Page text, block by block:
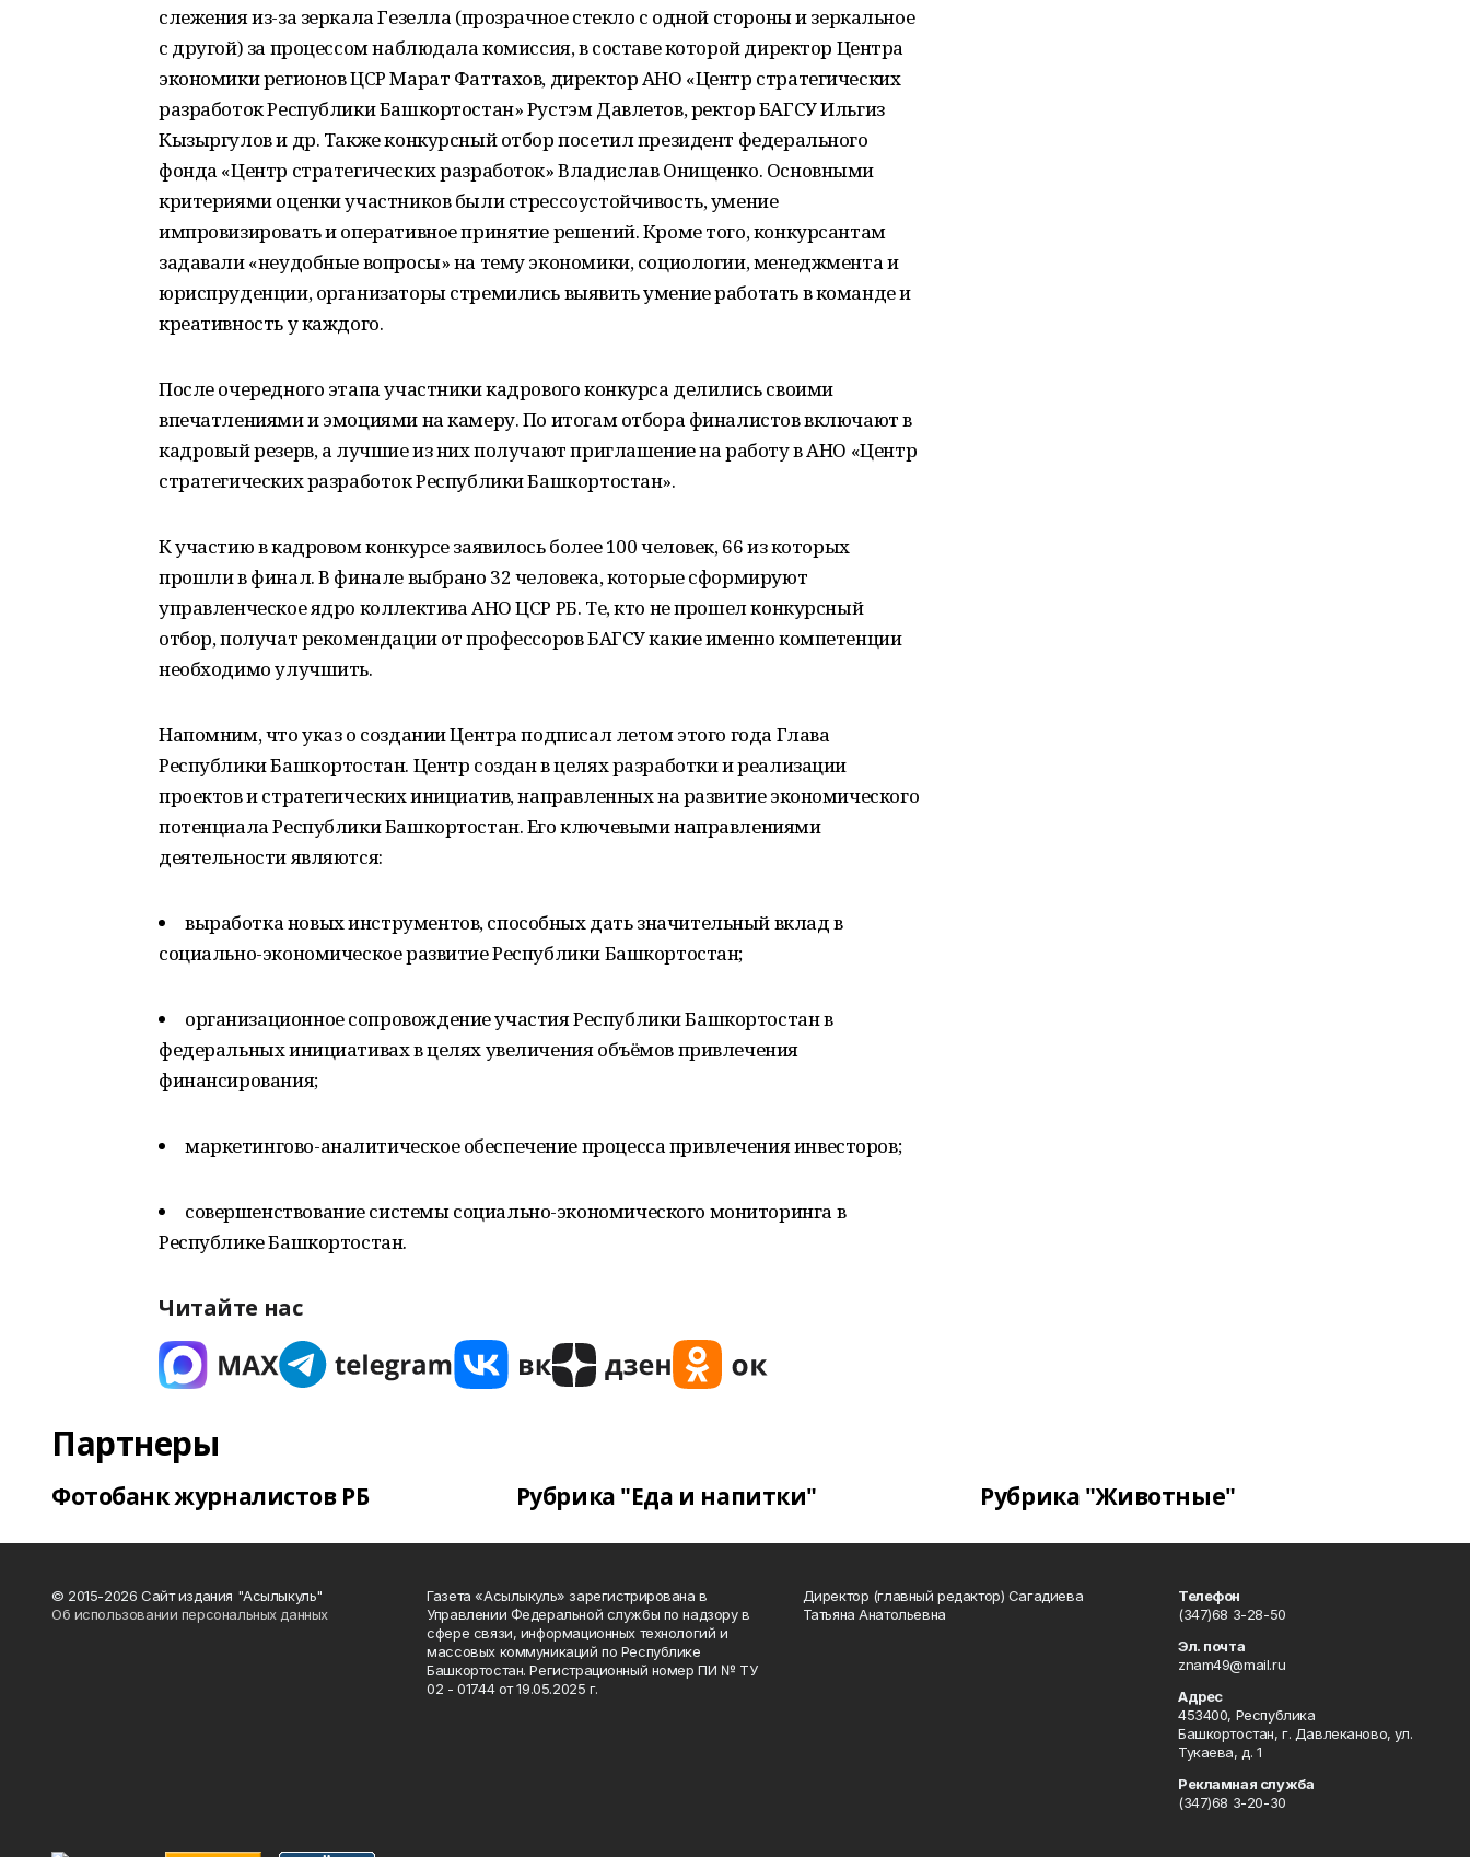
слежения из-за зеркала Гезелла (прозрачное стекло с одной стороны и зеркальное
с другой) за процессом наблюдала комиссия, в составе которой директор Центра
экономики регионов ЦСР Марат Фаттахов, директор АНО «Центр стратегических
разработок Республики Башкортостан» Рустэм Давлетов, ректор БАГСУ Ильгиз
Кызыргулов и др. Также конкурсный отбор посетил президент федерального
фонда «Центр стратегических разработок» Владислав Онищенко. Основными
критериями оценки участников были стрессоустойчивость, умение
импровизировать и оперативное принятие решений. Кроме того, конкурсантам
задавали «неудобные вопросы» на тему экономики, социологии, менеджмента и
юриспруденции, организаторы стремились выявить умение работать в команде и
креативность у каждого.
После очередного этапа участники кадрового конкурса делились своими
впечатлениями и эмоциями на камеру. По итогам отбора финалистов включают в
кадровый резерв, а лучшие из них получают приглашение на работу в АНО «Центр
стратегических разработок Республики Башкортостан».
К участию в кадровом конкурсе заявилось более 100 человек, 66 из которых
прошли в финал. В финале выбрано 32 человека, которые сформируют
управленческое ядро коллектива АНО ЦСР РБ. Те, кто не прошел конкурсный
отбор, получат рекомендации от профессоров БАГСУ какие именно компетенции
необходимо улучшить.
Напомним, что указ о создании Центра подписал летом этого года Глава
Республики Башкортостан. Центр создан в целях разработки и реализации
проектов и стратегических инициатив, направленных на развитие экономического
потенциала Республики Башкортостан. Его ключевыми направлениями
деятельности являются:
выработка новых инструментов, способных дать значительный вклад в
социально-экономическое развитие Республики Башкортостан;
организационное сопровождение участия Республики Башкортостан в
федеральных инициативах в целях увеличения объёмов привлечения
финансирования;
маркетингово-аналитическое обеспечение процесса привлечения инвесторов;
совершенствование системы социально-экономического мониторинга в
Республике Башкортостан.
Читайте нас
Партнеры
Фотобанк журналистов РБ Рубрика "Еда и напитки" Рубрика "Животные"
© 2015-2026 Сайт издания "Асылыкуль"
Об использовании персональных данных
Газета «Асылыкуль» зарегистрирована в
Управлении Федеральной службы по надзору в
сфере связи, информационных технологий и
массовых коммуникаций по Республике
Башкортостан. Регистрационный номер ПИ № ТУ
02 - 01744 от 19.05.2025 г.
Директор (главный редактор) Сагадиева
Татьяна Анатольевна
Телефон
(347)68 3-28-50
Эл. почта
znam49@mail.ru
Адрес
453400, Республика
Башкортостан, г. Давлеканово, ул.
Тукаева, д. 1
Рекламная служба
(347)68 3-20-30